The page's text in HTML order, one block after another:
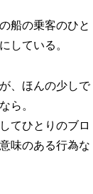
船の乗客のひと
している。
、ほんの少しで
ら。
てひとりのブロ
味のある行為な